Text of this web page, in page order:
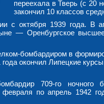
переехала в Тверь (с 20
закончил 10 классов
с октября 1939 года. В
— Оренбургское
бомбардиром в
окончил Липецкие
709-го ночного
по апрель 1942